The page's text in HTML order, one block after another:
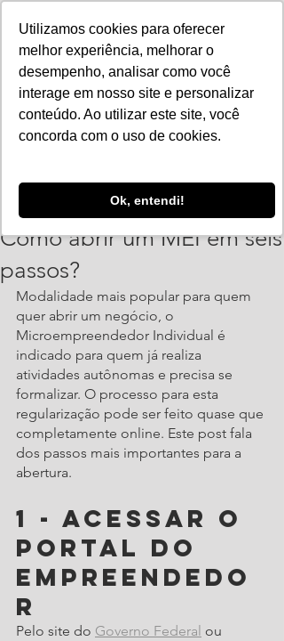
Utilizamos cookies para oferecer
melhor experiência, melhorar o
desempenho, analisar como você
interage em nosso site e personalizar
conteúdo. Ao utilizar este site, você
concorda com o uso de cookies.
Ok, entendi!
Como abrir um MEI em seis
passos?
Modalidade mais popular para quem
quer abrir um negócio, o
Microempreendedor Individual é
indicado para quem já realiza
atividades autônomas e precisa se
formalizar. O processo para esta
regularização pode ser feito quase que
completamente online. Este post fala
dos passos mais importantes para a
abertura.
1 - Acessar o
portal do
empreendedo
r
Pelo site do Governo Federal ou